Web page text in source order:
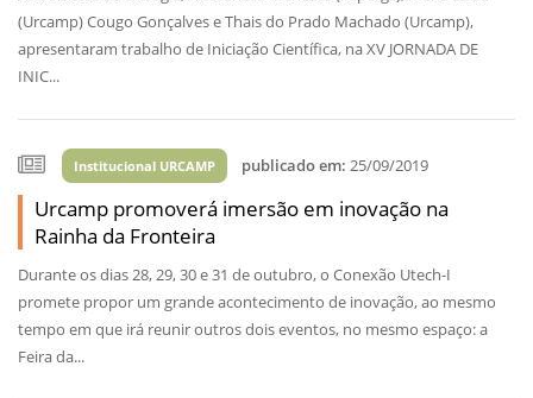
(Urcamp) Cougo Gonçalves e Thais do Prado Machado (Urcamp),
apresentaram trabalho de Iniciação Científica, na XV JORNADA DE
INIC...
Institucional URCAMP publicado em: 25/09/2019
Urcamp promoverá imersão em inovação na
Rainha da Fronteira
Durante os dias 28, 29, 30 e 31 de outubro, o Conexão Utech-I
promete propor um grande acontecimento de inovação, ao mesmo
tempo em que irá reunir outros dois eventos, no mesmo espaço: a
Feira da...